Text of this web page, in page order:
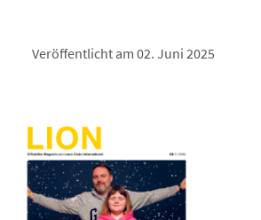
Veröffentlicht am 02. Juni 2025